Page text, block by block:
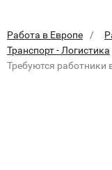
Работа в Европе
Транспорт - Логистика
Требуются работники